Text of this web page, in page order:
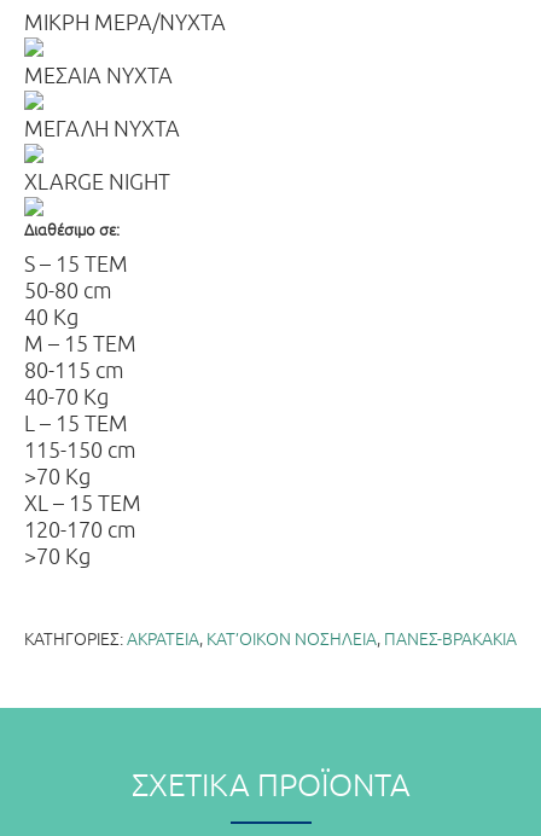
ΜΙΚΡΗ ΜΕΡΑ/ΝΥΧΤΑ
ΜΕΣΑΙΑ ΝΥΧΤΑ
ΜΕΓΑΛΗ ΝΥΧΤΑ
XLARGE NIGHT
Διαθέσιμο σε:
S – 15 ΤΕΜ
50-80 cm
40 Kg
M – 15 ΤΕΜ
80-115 cm
40-70 Kg
L – 15 ΤΕΜ
115-150 cm
>70 Kg
XL – 15 ΤΕΜ
120-170 cm
>70 Kg
ΚΑΤΗΓΟΡΊΕΣ:ΑΚΡΑΤΕΙΑ, ΚΑΤ’ΟΙΚΟΝ ΝΟΣΗΛΕΙΑ, ΠΑΝΕΣ-ΒΡΑΚΑΚΙΑ
ΣΧΕΤΙΚΆ ΠΡΟΪΌΝΤΑ